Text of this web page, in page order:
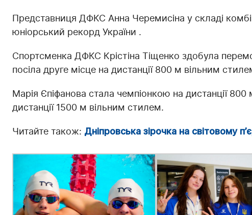
Представниця ДФКС Анна Черемисіна у складі
юніорський рекорд України .
Спортсменка ДФКС Крістіна Тіщенко здобула
посіла друге місце на дистанції 800 м вільним
Марія Єпіфанова стала чемпіонкою на дистанції
дистанції 1500 м вільним стилем.
Читайте також: Дніпровська зірочка на світовому